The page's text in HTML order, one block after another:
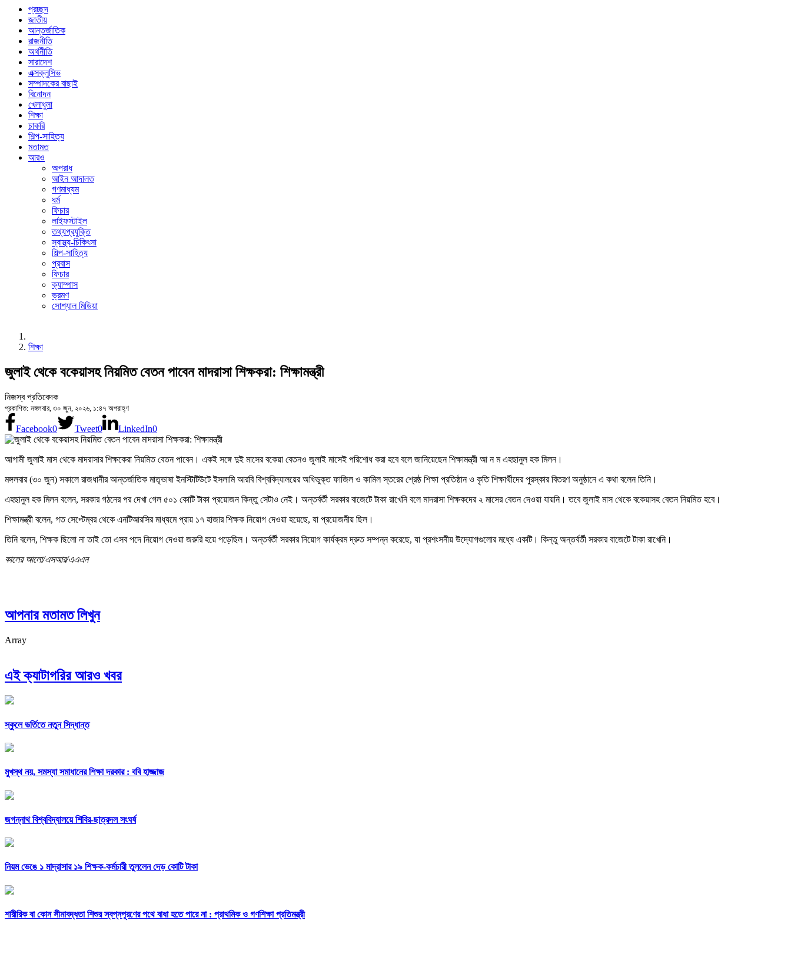
প্রচ্ছদ
জাতীয়
আন্তর্জাতিক
রাজনীতি
অর্থনীতি
সারাদেশ
এক্সক্লুসিভ
সম্পাদকের বাছাই
বিনোদন
খেলাধুলা
শিক্ষা
চাকরি
শিল্প-সাহিত্য
মতামত
আরও
অপরাধ
আইন আদালত
গণমাধ্যম
ধর্ম
ফিচার
লাইফস্টাইল
তথ্যপ্রযুক্তি
স্বাস্থ্য-চিকিৎসা
শিল্প-সাহিত্য
প্রবাস
ফিচার
ক্যাম্পাস
ভ্রমণ
সোশ্যাল মিডিয়া
শিক্ষা
জুলাই থেকে বকেয়াসহ নিয়মিত বেতন পাবেন মাদরাসা শিক্ষকরা: শিক্ষামন্ত্রী
নিজস্ব প্রতিবেদক
প্রকাশিত: মঙ্গলবার, ৩০ জুন, ২০২৬, ১:৪৭ অপরাহ্ণ
Facebook0 Tweet0 LinkedIn0
আগামী জুলাই মাস থেকে মাদরাসার শিক্ষকেরা নিয়মিত বেতন পাবেন। একই সঙ্গে দুই মাসের বকেয়া বেতনও জুলাই মাসেই পরিশোধ করা হবে বলে জানিয়েছেন শিক্ষামন্ত্রী আ ন ম এহছানুল হক মিলন।
মঙ্গলবার (৩০ জুন) সকালে রাজধানীর আন্তর্জাতিক মাতৃভাষা ইনস্টিটিউটে ইসলামি আরবি বিশ্ববিদ্যালয়ের অধিভুক্ত ফাজিল ও কামিল স্তরের শ্রেষ্ঠ শিক্ষা প্রতিষ্ঠান ও কৃতি শিক্ষার্থীদের পুরস্কার বিতরণ অনুষ্ঠানে এ কথা বলেন তিনি।
এহছানুল হক মিলন বলেন, সরকার গঠনের পর দেখা গেল ৫০১ কোটি টাকা প্রয়োজন কিন্তু সেটাও নেই। অন্তর্বর্তী সরকার বাজেটে টাকা রাখেনি বলে মাদরাসা শিক্ষকদের ২ মাসের বেতন দেওয়া যায়নি। তবে জুলাই মাস থেকে বকেয়াসহ বেতন নিয়মিত হবে।
শিক্ষামন্ত্রী বলেন, গত সেপ্টেম্বর থেকে এনটিআরসির মাধ্যমে প্রায় ১৭ হাজার শিক্ষক নিয়োগ দেওয়া হয়েছে, যা প্রয়োজনীয় ছিল।
তিনি বলেন, শিক্ষক ছিলো না তাই তো এসব পদে নিয়োগ দেওয়া জরুরি হয়ে পড়েছিল। অন্তর্বর্তী সরকার নিয়োগ কার্যক্রম দ্রুত সম্পন্ন করেছে, যা প্রশংসনীয় উদ্যোগগুলোর মধ্যে একটি। কিন্তু অন্তর্বর্তী সরকার বাজেটে টাকা রাখেনি।
কালের আলো/এসআর/এএএন
আপনার মতামত লিখুন
Array
এই ক্যাটাগরির আরও খবর
স্কুলে ভর্তিতে নতুন সিদ্ধান্ত
মুখস্থ নয়, সমস্যা সমাধানের শিক্ষা দরকার : ববি হাজ্জাজ
জগন্নাথ বিশ্ববিদ্যালয়ে শিবির-ছাত্রদল সংঘর্ষ
নিয়ম ভেঙে ১ মাদ্রাসার ১৯ শিক্ষক-কর্মচারী তুললেন দেড় কোটি টাকা
শারীরিক বা কোন সীমাবদ্ধতা শিশুর স্বপ্নপূরণের পথে বাধা হতে পারে না : প্রাথমিক ও গণশিক্ষা প্রতিমন্ত্রী